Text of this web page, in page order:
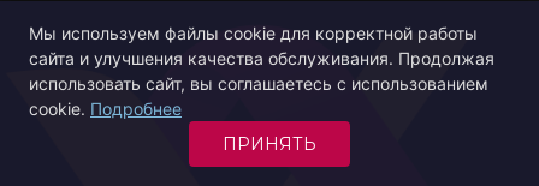
Мы используем файлы cookie для корректной работы
сайта и улучшения качества обслуживания. Продолжая
использовать сайт, вы соглашаетесь с использованием
cookie. Подробнее
ПРИНЯТЬ